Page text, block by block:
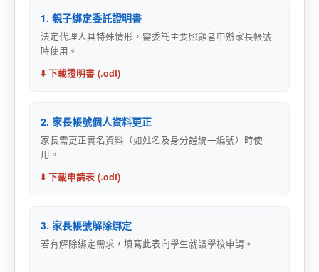
1. 親子綁定委託證明書
法定代理人具特殊情形，需委託主要照顧者申辦家長帳號
時使用。
⬇️ 下載證明書 (.odt)
2. 家長帳號個人資料更正
家長需更正實名資料（如姓名及身分證統一編號）時使
用。
⬇️ 下載申請表 (.odt)
3. 家長帳號解除綁定
若有解除綁定需求，填寫此表向學生就讀學校申請。